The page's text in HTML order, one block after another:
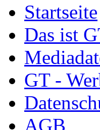
Startseite
Das ist
GT -
AGB